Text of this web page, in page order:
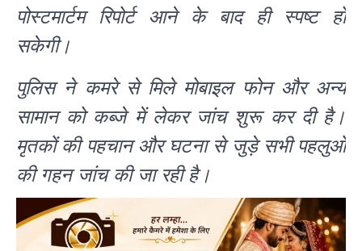
पोस्टमार्टम रिपोर्ट आने के बाद ही स्पष्ट हो
सकेगी।
पुलिस ने कमरे से मिले मोबाइल फोन और अन्य
सामान को कब्जे में लेकर जांच शुरू कर दी है।
मृतकों की पहचान और घटना से जुड़े सभी पहलुओं
की गहन जांच की जा रही है।